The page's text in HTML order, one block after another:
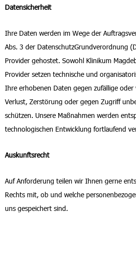
Datensicherheit
Ihre Daten werden im Wege der
Abs. 3 der DatenschutzGrundverordnung
Provider gehostet. Sowohl Klinikum
Provider setzen technische und
Ihre erhobenen Daten gegen zufällige
Verlust, Zerstörung oder gegen Zugriff
schützen. Unsere Maßnahmen werden
technologischen Entwicklung fortlaufend
Auskunftsrecht
Auf Anforderung teilen wir Ihnen gerne
Rechts mit, ob und welche
uns gespeichert sind.